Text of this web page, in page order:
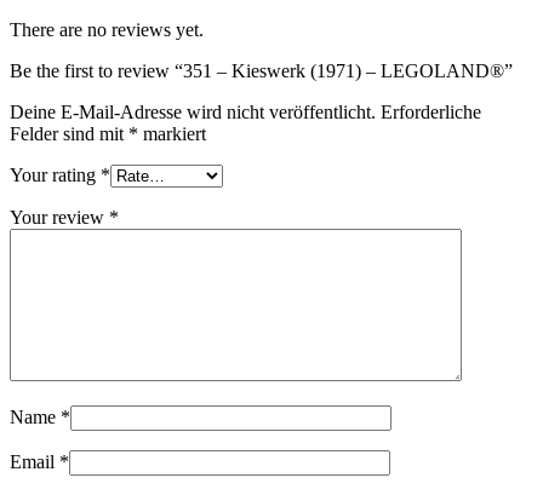
There are no reviews yet.
Be the first to review “351 – Kieswerk (1971) – LEGOLAND®”
Deine E-Mail-Adresse wird nicht veröffentlicht. Erforderliche
Felder sind mit * markiert
Your rating *
Your review *
Name *
Email *